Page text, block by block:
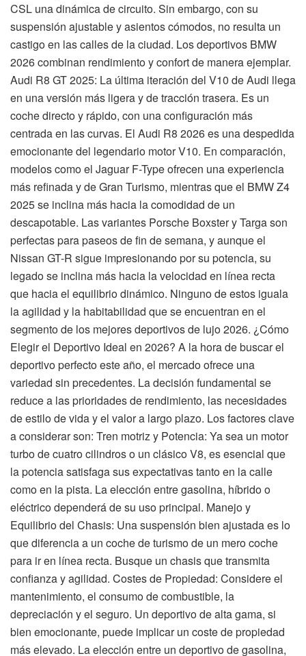
CSL una dinámica de circuito. Sin embargo, con su
suspensión ajustable y asientos cómodos, no resulta un
castigo en las calles de la ciudad. Los deportivos BMW
2026 combinan rendimiento y confort de manera ejemplar.
Audi R8 GT 2025: La última iteración del V10 de Audi llega
en una versión más ligera y de tracción trasera. Es un
coche directo y rápido, con una configuración más
centrada en las curvas. El Audi R8 2026 es una despedida
emocionante del legendario motor V10. En comparación,
modelos como el Jaguar F-Type ofrecen una experiencia
más refinada y de Gran Turismo, mientras que el BMW Z4
2025 se inclina más hacia la comodidad de un
descapotable. Las variantes Porsche Boxster y Targa son
perfectas para paseos de fin de semana, y aunque el
Nissan GT-R sigue impresionando por su potencia, su
legado se inclina más hacia la velocidad en línea recta
que hacia el equilibrio dinámico. Ninguno de estos iguala
la agilidad y la habitabilidad que se encuentran en el
segmento de los mejores deportivos de lujo 2026. ¿Cómo
Elegir el Deportivo Ideal en 2026? A la hora de buscar el
deportivo perfecto este año, el mercado ofrece una
variedad sin precedentes. La decisión fundamental se
reduce a las prioridades de rendimiento, las necesidades
de estilo de vida y el valor a largo plazo. Los factores clave
a considerar son: Tren motriz y Potencia: Ya sea un motor
turbo de cuatro cilindros o un clásico V8, es esencial que
la potencia satisfaga sus expectativas tanto en la calle
como en la pista. La elección entre gasolina, híbrido o
eléctrico dependerá de su uso principal. Manejo y
Equilibrio del Chasis: Una suspensión bien ajustada es lo
que diferencia a un coche de turismo de un mero coche
para ir en línea recta. Busque un chasis que transmita
confianza y agilidad. Costes de Propiedad: Considere el
mantenimiento, el consumo de combustible, la
depreciación y el seguro. Un deportivo de alta gama, si
bien emocionante, puede implicar un coste de propiedad
más elevado. La elección entre un deportivo de gasolina,